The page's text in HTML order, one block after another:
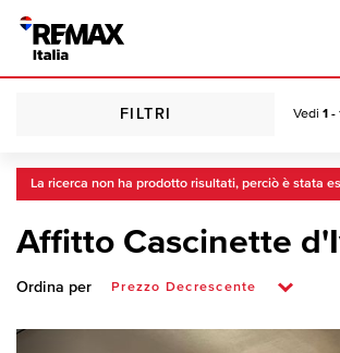
FILTRI Vedi 1 -
La ricerca non ha prodotto risultati, perciò è stata
Affitto Cascinette
Ordina per